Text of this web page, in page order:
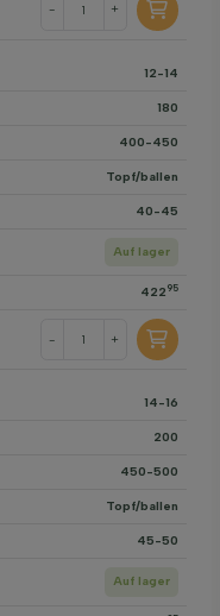
- +
12-14
180
400-450
Topf/ballen
40-45
Auf lager
422 95
- +
14-16
200
450-500
Topf/ballen
45-50
Auf lager